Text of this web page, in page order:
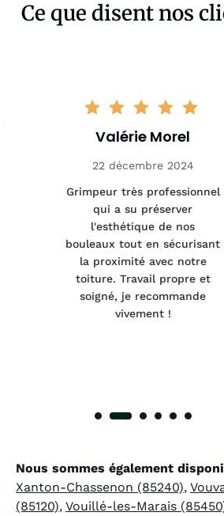
Ce que disent nos
Valérie Morel
22 décembre 2024
Grimpeur très professionnel
qui a su préserver
l'esthétique de nos
bouleaux tout en sécurisant
la proximité avec notre
toiture. Travail propre et
soigné, je recommande
vivement !
Nous sommes également
Xanton-Chassenon (85240),
(85120), Vouillé-les-Marais